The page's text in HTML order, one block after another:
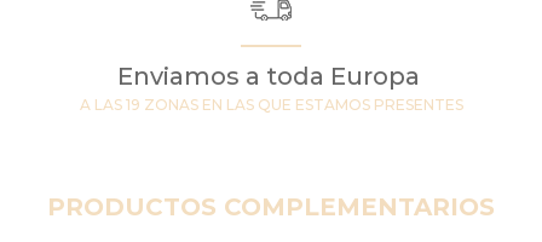
Enviamos a toda Europa
A LAS 19 ZONAS EN LAS QUE ESTAMOS PRESENTES
PRODUCTOS COMPLEMENTARIOS